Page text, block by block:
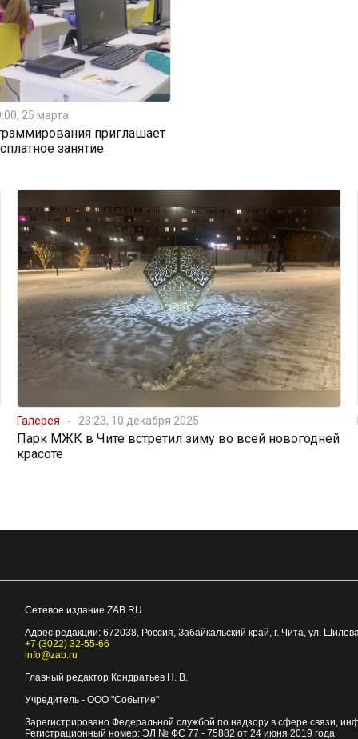
25 марта
приглашает
занятие
Галерея 23:23, 10 декабря 2025
Парк МЖК в Чите встретил зиму во всей новогодней
красоте
Сетевое издание ZAB.RU
Адрес редакции: 672038, Россия, Забайкальский край, г. Чита, ул.
+7 (3022) 32-55-66
info@zab.ru
Главный редактор Кондратьев Н. В.
Учредитель - ООО "Событие"
Зарегистрировано Федеральной службой по надзору в сфере связи,
Регистрационный номер: ЭЛ № ФС 77 - 75882 от 24 июня 2019 года